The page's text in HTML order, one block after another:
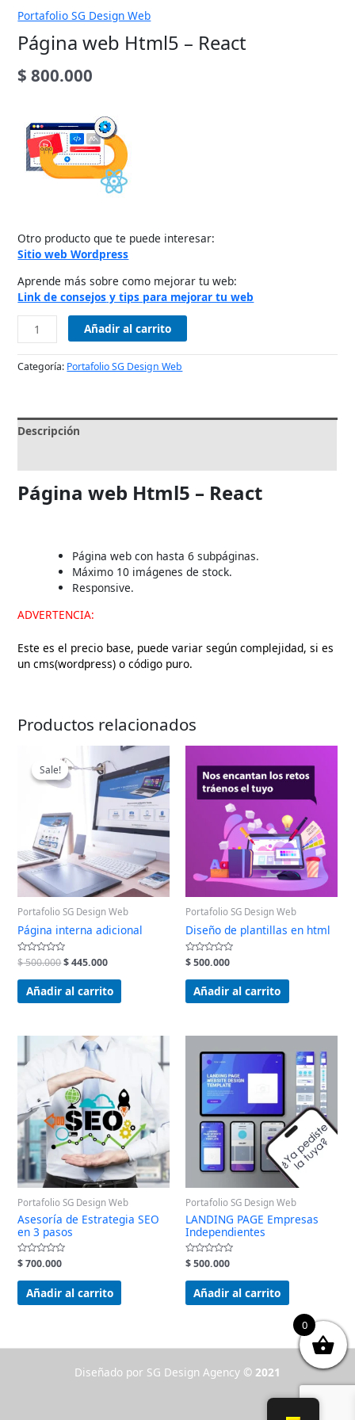
Portafolio SG Design Web
Página web Html5 – React
$ 800.000
Otro producto que te puede interesar:
Sitio web Wordpress
Aprende más sobre como mejorar tu web:
Link de consejos y tips para mejorar tu web
Añadir al carrito
Categoría: Portafolio SG Design Web
Descripción
Página web Html5 – React
Página web con hasta 6 subpáginas.
Máximo 10 imágenes de stock.
Responsive.
ADVERTENCIA:
Este es el precio base, puede variar según complejidad, si es
un cms(wordpress) o código puro.
Productos relacionados
Sale!
Sale!
Portafolio SG Design Web
Página interna adicional
Valorado
en
0
$500.000
price
was:
$ 500.000.
$445.000
Current
price
is:
$ 445.000.
Añadir al carrito
Portafolio SG Design Web
Diseño de plantillas en html
Valorado
en
0
$500.000
Añadir al carrito
Portafolio SG Design Web
Asesoría de Estrategia SEO
en 3 pasos
Valorado
en
0
$700.000
Añadir al carrito
Portafolio SG Design Web
LANDING PAGE Empresas
Independientes
Valorado
en
0
$500.000
Añadir al carrito
Diseñado por SG Design Agency © 2021
0